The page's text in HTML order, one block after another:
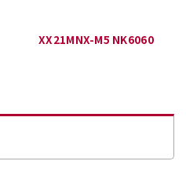
XX21MNX-M5 NK6060